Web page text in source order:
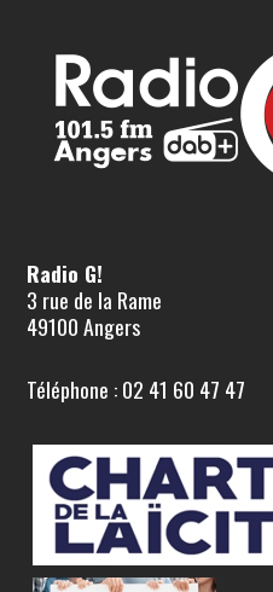
Radio G!
3 rue de la Rame
49100 Angers
Téléphone : 02 41 60 47 47